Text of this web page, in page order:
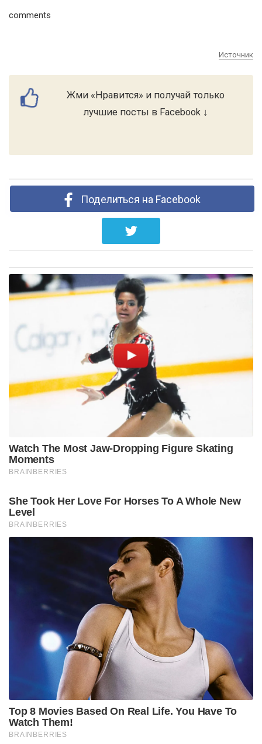
comments
Источник
Жми «Нравится» и получай только
лучшие посты в Facebook ↓
Поделиться на Facebook